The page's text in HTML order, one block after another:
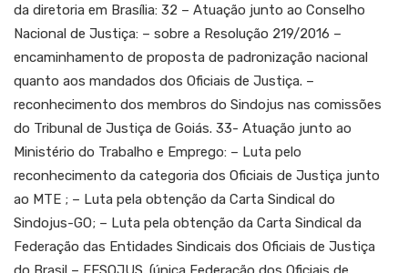
da diretoria em Brasília: 32 – Atuação junto ao Conselho
Nacional de Justiça: – sobre a Resolução 219/2016 –
encaminhamento de proposta de padronização nacional
quanto aos mandados dos Oficiais de Justiça. –
reconhecimento dos membros do Sindojus nas comissões
do Tribunal de Justiça de Goiás. 33- Atuação junto ao
Ministério do Trabalho e Emprego: – Luta pelo
reconhecimento da categoria dos Oficiais de Justiça junto
ao MTE ; – Luta pela obtenção da Carta Sindical do
Sindojus-GO; – Luta pela obtenção da Carta Sindical da
Federação das Entidades Sindicais dos Oficiais de Justiça